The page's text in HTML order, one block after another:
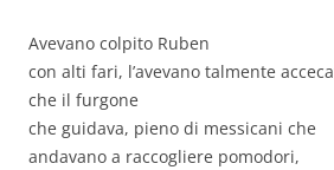
Avevano colpito Ruben
con alti fari, l’avevano talmente
che il furgone
che guidava, pieno di messicani che
andavano a raccogliere pomodori,